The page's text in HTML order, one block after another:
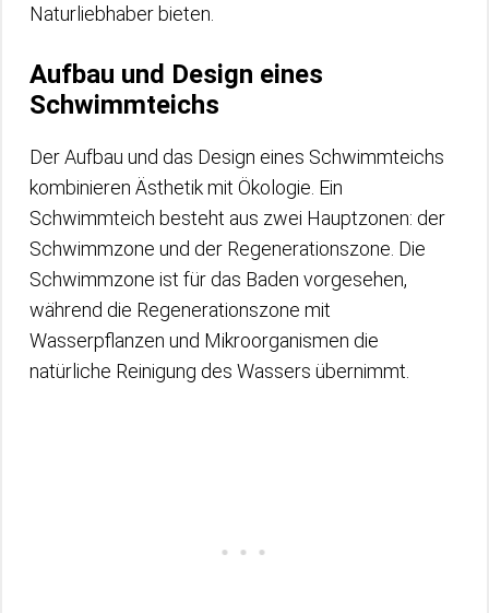
Naturliebhaber bieten.
Aufbau und Design eines
Schwimmteichs
Der Aufbau und das Design eines Schwimmteichs
kombinieren Ästhetik mit Ökologie. Ein
Schwimmteich besteht aus zwei Hauptzonen: der
Schwimmzone und der Regenerationszone. Die
Schwimmzone ist für das Baden vorgesehen,
während die Regenerationszone mit
Wasserpflanzen und Mikroorganismen die
natürliche Reinigung des Wassers übernimmt.